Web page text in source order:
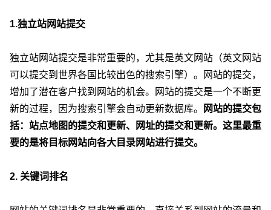
1.独立站网站提交
独立站网站提交是非常重要的，尤其是英文网站（英文网站
可以提交到世界各国比较出色的搜索引擎）。网站的提交，
增加了潜在客户找到网站的机会。网站的提交是一个不断更
新的过程，因为搜索引擎会自动更新数据库。
网站的提交包
括：站点地图的提交和更新、网址的提交和更新。这里最重
要的是将目标网站向各大目录网站进行提交。
2. 关键词排名